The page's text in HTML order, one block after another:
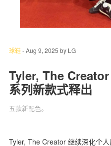
球鞋-Aug 9, 2025 by LG
Tyler, The
系列新款式释出
五款新配色。
Tyler, The Creator 继续深化个